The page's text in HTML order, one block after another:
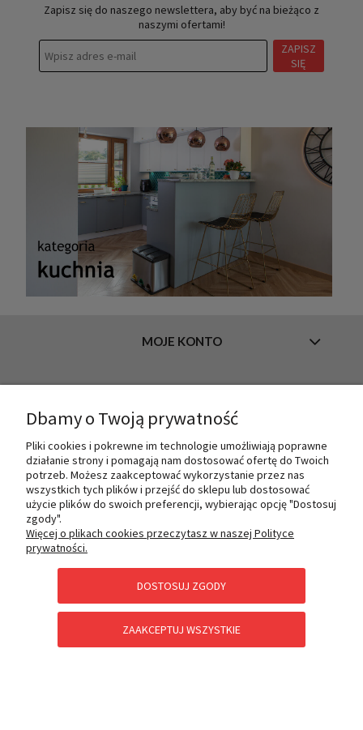
Zapisz się do naszego newslettera, aby być na bieżąco z
naszymi ofertami!
ZAPISZ
SIĘ
MOJE KONTO
O NAS
PŁATNOŚCI I DOSTAWA
POMOC
Dbamy o Twoją prywatność
Pliki cookies i pokrewne im technologie umożliwiają poprawne
działanie strony i pomagają nam dostosować ofertę do Twoich
potrzeb. Możesz zaakceptować wykorzystanie przez nas
wszystkich tych plików i przejść do sklepu lub dostosować
użycie plików do swoich preferencji, wybierając opcję "Dostosuj
zgody".
Więcej o plikach cookies przeczytasz w naszej Polityce
prywatności.
DOSTOSUJ ZGODY
ZAAKCEPTUJ WSZYSTKIE